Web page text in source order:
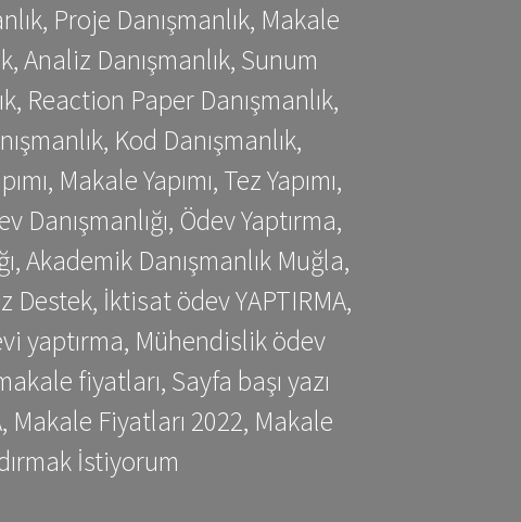
Proje Danışmanlık, Makale
Analiz Danışmanlık, Sunum
Reaction Paper Danışmanlık,
Kod Danışmanlık,
Makale Yapımı, Tez Yapımı,
Danışmanlığı, Ödev Yaptırma,
Akademik Danışmanlık Muğla,
Destek, İktisat ödev YAPTIRMA,
yaptırma, Mühendislik ödev
fiyatları, Sayfa başı yazı
Fiyatları 2022, Makale
İstiyorum